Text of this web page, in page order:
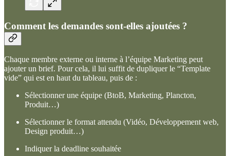
Comment les demandes sont-elles ajoutées ?
Chaque membre externe ou interne à l’équipe Marketing peut
ajouter un brief. Pour cela, il lui suffit de dupliquer le “Template
vide” qui est en haut du tableau, puis de :
Sélectionner une équipe (BtoB, Marketing, Plancton,
Produit…)
Sélectionner le format attendu (Vidéo, Développement web,
Design produit…)
Indiquer la deadline souhaitée